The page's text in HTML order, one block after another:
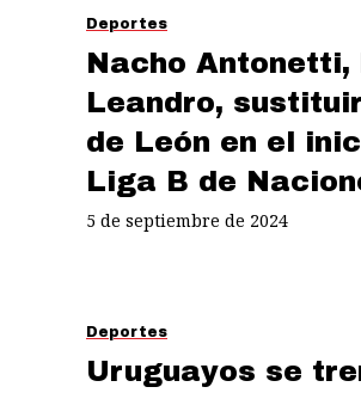
Deportes
Nacho Antonetti,
Leandro,
de León en el
Liga B de
5 de septiembre de 2024
Deportes
Uruguayos se